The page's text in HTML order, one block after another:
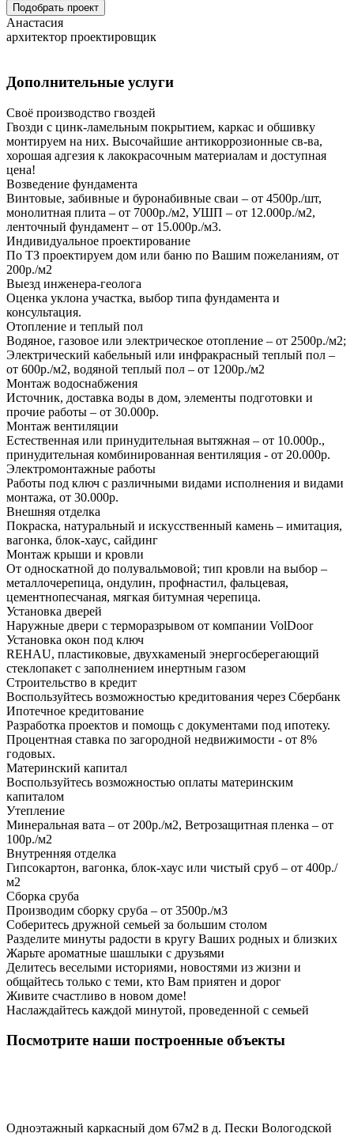
Подобрать проект
Анастасия
архитектор проектировщик
Дополнительные услуги
Своё производство гвоздей
Гвозди с цинк-ламельным покрытием, каркас и обшивку
монтируем на них. Высочайшие антикоррозионные св-ва,
хорошая адгезия к лакокрасочным материалам и доступная
цена!
Возведение фундамента
Винтовые, забивные и буронабивные сваи – от 4500р./шт,
монолитная плита – от 7000р./м2, УШП – от 12.000р./м2,
ленточный фундамент – от 15.000р./м3.
Индивидуальное проектирование
По ТЗ проектируем дом или баню по Вашим пожеланиям, от
200р./м2
Выезд инженера-геолога
Оценка уклона участка, выбор типа фундамента и
консультация.
Отопление и теплый пол
Водяное, газовое или электрическое отопление – от 2500р./м2;
Электрический кабельный или инфракрасный теплый пол –
от 600р./м2, водяной теплый пол – от 1200р./м2
Монтаж водоснабжения
Источник, доставка воды в дом, элементы подготовки и
прочие работы – от 30.000р.
Монтаж вентиляции
Естественная или принудительная вытяжная – от 10.000р.,
принудительная комбинированная вентиляция - от 20.000р.
Электромонтажные работы
Работы под ключ с различными видами исполнения и видами
монтажа, от 30.000р.
Внешняя отделка
Покраска, натуральный и искусственный камень – имитация,
вагонка, блок-хаус, сайдинг
Монтаж крыши и кровли
От односкатной до полувальмовой; тип кровли на выбор –
металлочерепица, ондулин, профнастил, фальцевая,
цементнопесчаная, мягкая битумная черепица.
Установка дверей
Наружные двери с терморазрывом от компании VolDoor
Установка окон под ключ
REHAU, пластиковые, двухкаменый энергосберегающий
стеклопакет с заполнением инертным газом
Строительство в кредит
Воспользуйтесь возможностью кредитования через Сбербанк
Ипотечное кредитование
Разработка проектов и помощь с документами под ипотеку.
Процентная ставка по загородной недвижимости - от 8%
годовых.
Материнский капитал
Воспользуйтесь возможностью оплаты материнским
капиталом
Утепление
Минеральная вата – от 200р./м2, Ветрозащитная пленка – от
100р./м2
Внутренняя отделка
Гипсокартон, вагонка, блок-хаус или чистый сруб – от 400р./
м2
Сборка сруба
Производим сборку сруба – от 3500р./м3
Соберитесь дружной семьей за большим столом
Разделите минуты радости в кругу Ваших родных и близких
Жарьте ароматные шашлыки с друзьями
Делитесь веселыми историями, новостями из жизни и
общайтесь только с теми, кто Вам приятен и дорог
Живите счастливо в новом доме!
Наслаждайтесь каждой минутой, проведенной с семьей
Посмотрите наши построенные объекты
Одноэтажный каркасный дом 67м2 в д. Пески Вологодской